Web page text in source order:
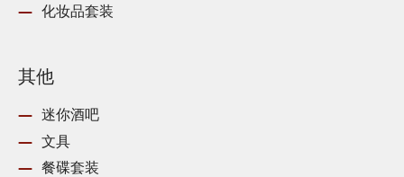
化妆品套装
其他
迷你酒吧
文具
餐碟套装